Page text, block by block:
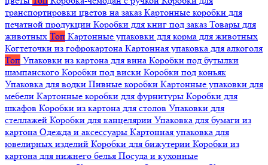
транспортировки цветов на заказ Картонные коробки для
печатной продукции Коробки для книг под заказ Товары для
животных Топ Картонные упаковки для корма для животных
Когтеточки из гофрокартона Картонная упаковка для алкоголя
Топ Упаковки из картона для вина Коробки под бутылки
шампанского Коробки под виски Коробки под коньяк
Упаковка для водки Пивные коробки Картонные упаковки для
мебели Картонные коробки для фурнитуры Коробки для
шкафов Коробки из картона для столов Упаковки для
стеллажей Коробки для канцелярии Упаковка для бумаги из
картона Одежда и аксессуары Картонная упаковка для
ювелирных изделий Коробки для бижутерии Коробки из
картона для нижнего белья Посуда и кухонные